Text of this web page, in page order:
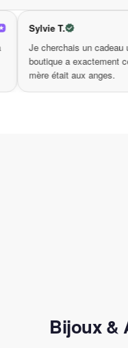
identique à la
ce qu'on
confiance.
Je
Bijoux &